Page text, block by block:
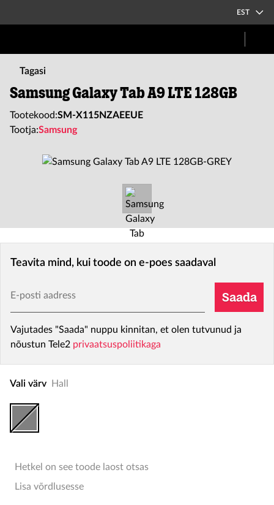
EST
Tagasi
Samsung Galaxy Tab A9 LTE 128GB
Tootekood:SM-X115NZAEEUE
Tootja:Samsung
Teavita mind, kui toode on e-poes saadaval
E-posti aadress
Saada
Vajutades "Saada" nuppu kinnitan, et olen tutvunud ja
nõustun Tele2 privaatsuspoliitikaga
Vali värv Hall
Hetkel on see toode laost otsas
Lisa võrdlusesse